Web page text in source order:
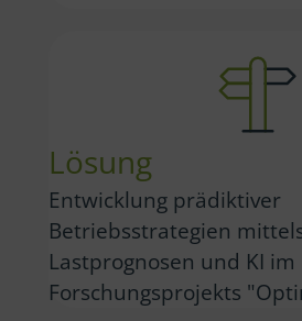
Lösung
Entwicklung prädiktiver
Betriebsstrategien
Lastprognosen und KI im
Forschungsprojekts